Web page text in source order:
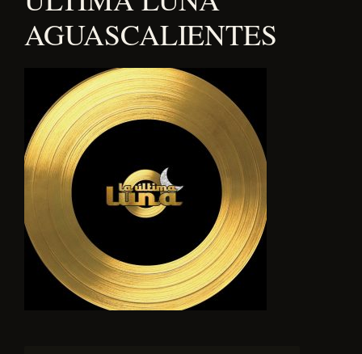
AGUASCALIENTES